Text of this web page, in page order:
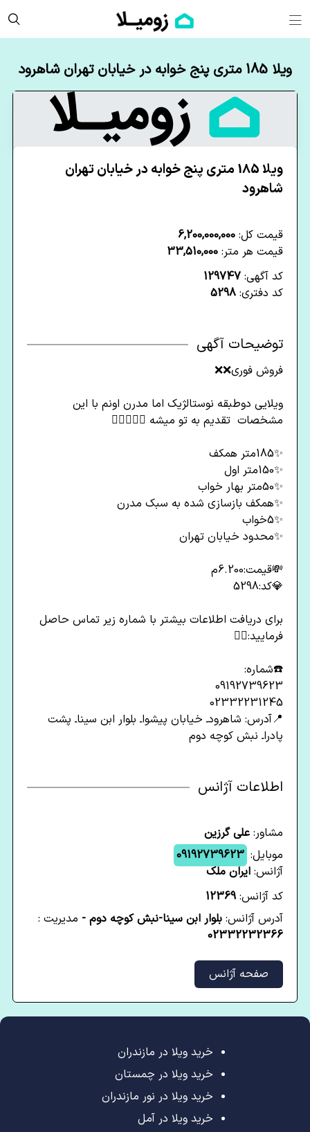
ویلا 185 متری پنج خوابه در خیابان تهران شاهرود
ویلا 185 متری پنج خوابه در خیابان تهران
شاهرود
قیمت کل: 6,200,000,000
قیمت هر متر: 33,510,000
کد آگهی: 129747
کد دفتری: 5298
توضیحات آگهی
فروش فوری❌❌
ویلایی دوطبقه نوستالژیک اما مدرن اونم با این
مشخصات تقدیم به تو میشه 👇🏼😍👇🏼
✨185متر همکف
✨150متر اول
✨50متر بهار خواب
✨همکف بازسازی شده به سبک مدرن
✨5خواب
✨محدود خیابان تهران
💸قیمت:6.200م
💎کد:5298
برای دریافت اطلاعات بیشتر با شماره زیر تماس حاصل
فرمایید:👇🏽
☎️شماره:
09192739623
02332231245
📍آدرس: شاهرودـ خیابان پیشواـ بلوار ابن سیناـ پشت
پادراـ نبش کوچه دوم
اطلاعات آژانس
مشاور: علی گرزین
موبایل: 09192739623
آژانس: ایران ملک
کد آژانس:12369
آدرس آژانس: بلوار ابن سینا-نبش کوچه دوم - مدیریت :
02332232366
صفحه آژانس
خرید ویلا در مازندران
خرید ویلا در چمستان
خرید ویلا در نور مازندران
خرید ویلا در آمل